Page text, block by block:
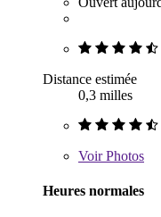
Distance estimée
0,3 milles
VoirPhotos
Heures normales